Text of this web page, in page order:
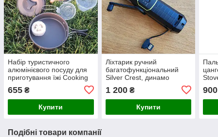
Набір туристичного
алюмінієвого посуду для
приготування їжі Cooking
ds-200
655 ₴
Купити
Ліхтарик ручний
багатофункціональний
Silver Crest, динамо
генератор радіо, сирена,
USB, Німеччина
1 200₴
Купити
900
Подібні товари компанії